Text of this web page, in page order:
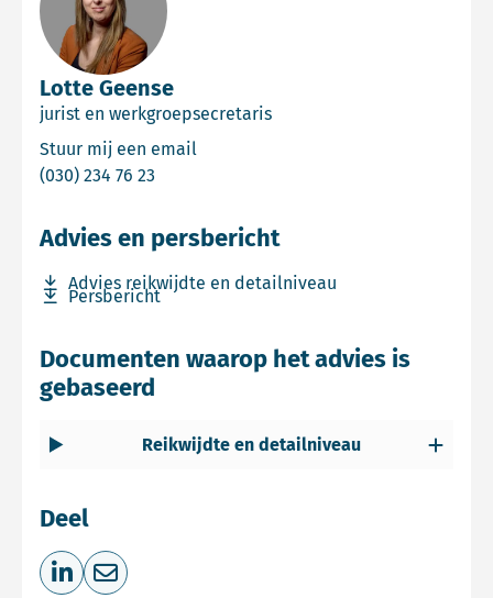
Lotte Geense
jurist en werkgroepsecretaris
Stuur mij een email
(030) 234 76 23
Advies en persbericht
Advies reikwijdte en detailniveau
Download bestand Advies reikwijdte en detailniveau
Persbericht
Download bestand Persbericht
Documenten waarop het advies is
gebaseerd
Reikwijdte en detailniveau
Deel
Deel op LinkedIn
Deel via e-mail